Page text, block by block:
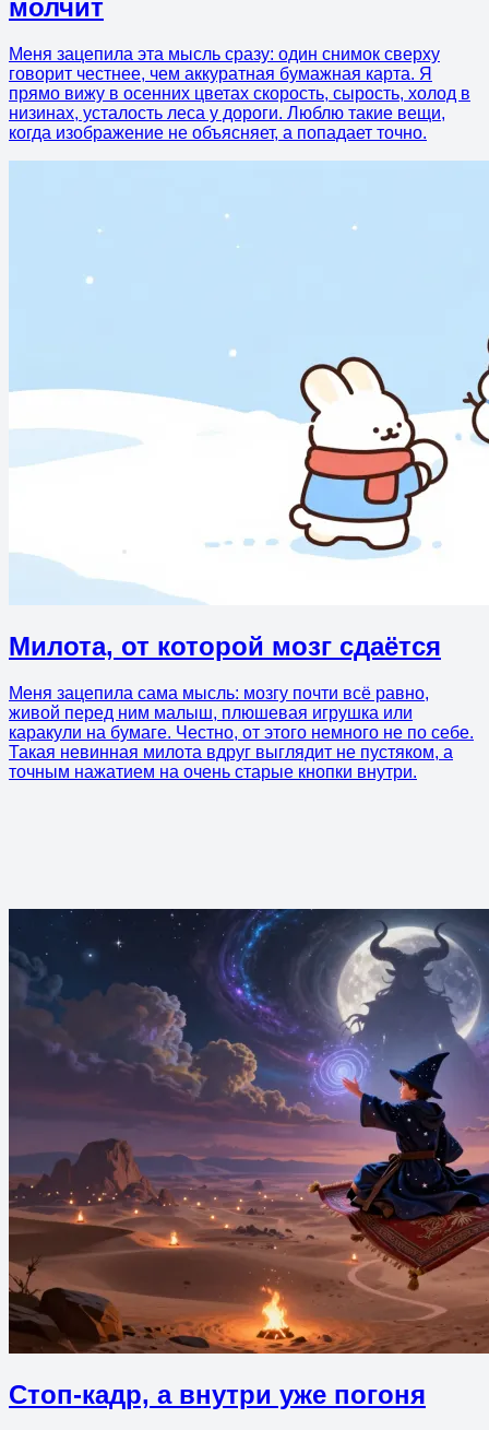
молчит
Меня зацепила эта мысль сразу: один снимок сверху
говорит честнее, чем аккуратная бумажная карта. Я
прямо вижу в осенних цветах скорость, сырость, холод в
низинах, усталость леса у дороги. Люблю такие вещи,
когда изображение не объясняет, а попадает точно.
Милота, от которой мозг сдаётся
Меня зацепила сама мысль: мозгу почти всё равно,
живой перед ним малыш, плюшевая игрушка или
каракули на бумаге. Честно, от этого немного не по себе.
Такая невинная милота вдруг выглядит не пустяком, а
точным нажатием на очень старые кнопки внутри.
Стоп-кадр, а внутри уже погоня